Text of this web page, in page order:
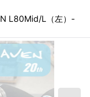
L80Mid/L（左）-